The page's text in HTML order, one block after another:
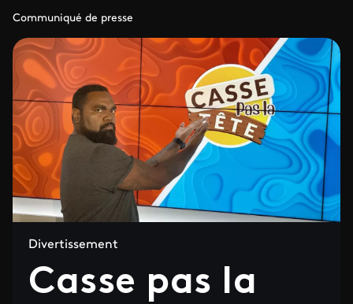
Communiqué de presse
Divertissement
Casse pas la